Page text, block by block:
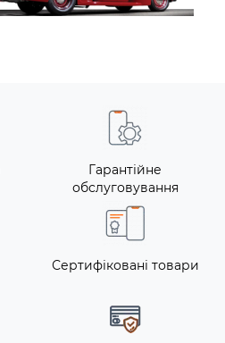
Гарантійне
обслуговування
Сертифіковані товари